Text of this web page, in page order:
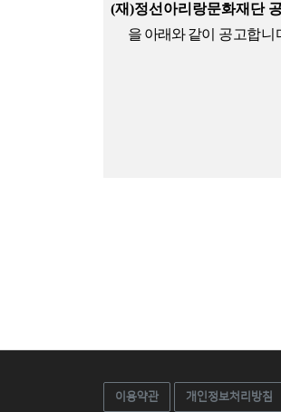
(재)정선아리랑문화재단
을 아래와 같이 공고합니
이용약관 개인정보처리방침